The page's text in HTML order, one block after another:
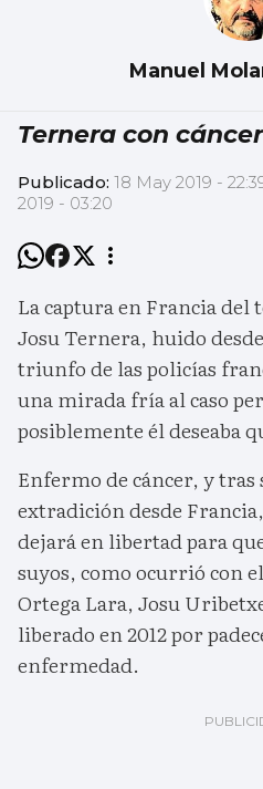
Manuel
Ternera con cáncer
Publicado: 18 May 2019 -
2019 - 03:20
La captura en Francia
Josu Ternera, huido
triunfo de las policías
una mirada fría al caso
posiblemente él deseaba
Enfermo de cáncer, y
extradición desde
dejará en libertad para
suyos, como ocurrió con
Ortega Lara, Josu
liberado en 2012 por
enfermedad.